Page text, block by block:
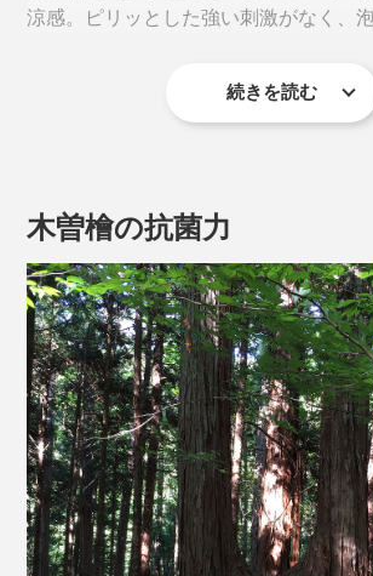
涼感。ピリッとした強い刺激がなく、
泡が立たないことで、液だれしにくく
です。
歯磨き後の歯はツルツル。研磨剤フリ
しっかり落とせているのが分かります
特にそのパワーを実感するのが、朝、
前に本品で歯を磨けば、寝起きの口内
いのに気づくはず。
この爽快感、使い始めたらリピート確
続きを読む
木曽檜の抗菌力